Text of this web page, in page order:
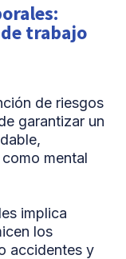
trabajo
de riesgos
garantizar un
mental
implica
los
accidentes y